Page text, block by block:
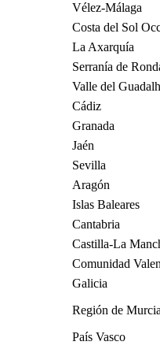
Vélez-Málaga
Costa del Sol
La Axarquía
Serranía de
Valle del
Cádiz
Granada
Jaén
Sevilla
Aragón
Islas Baleares
Cantabria
Castilla-La
Comunidad
Galicia
Región de Murcia
País Vasco